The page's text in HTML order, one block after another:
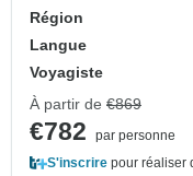
Région
Langue
Voyagiste
À partir de €869
€782
par personne
S'inscrire pour réaliser